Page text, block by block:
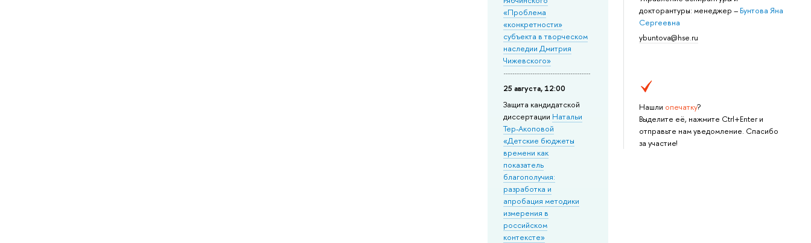
«Проблема
«конкретности»
субъекта в творческом
наследии Дмитрия
Чижевского»
25 августа, 12:00
Защита кандидатской
диссертации Натальи
Тер-Акоповой
«Детские бюджеты
времени как
показатель
благополучия:
разработка и
апробация методики
измерения в
российском
контексте»
докторантуры: менеджер– Бунтова Яна
Сергеевна
ybuntova@hse.ru
Нашли опечатку?
Выделите её, нажмите Ctrl+Enter и
отправьте нам уведомление. Спасибо
за участие!